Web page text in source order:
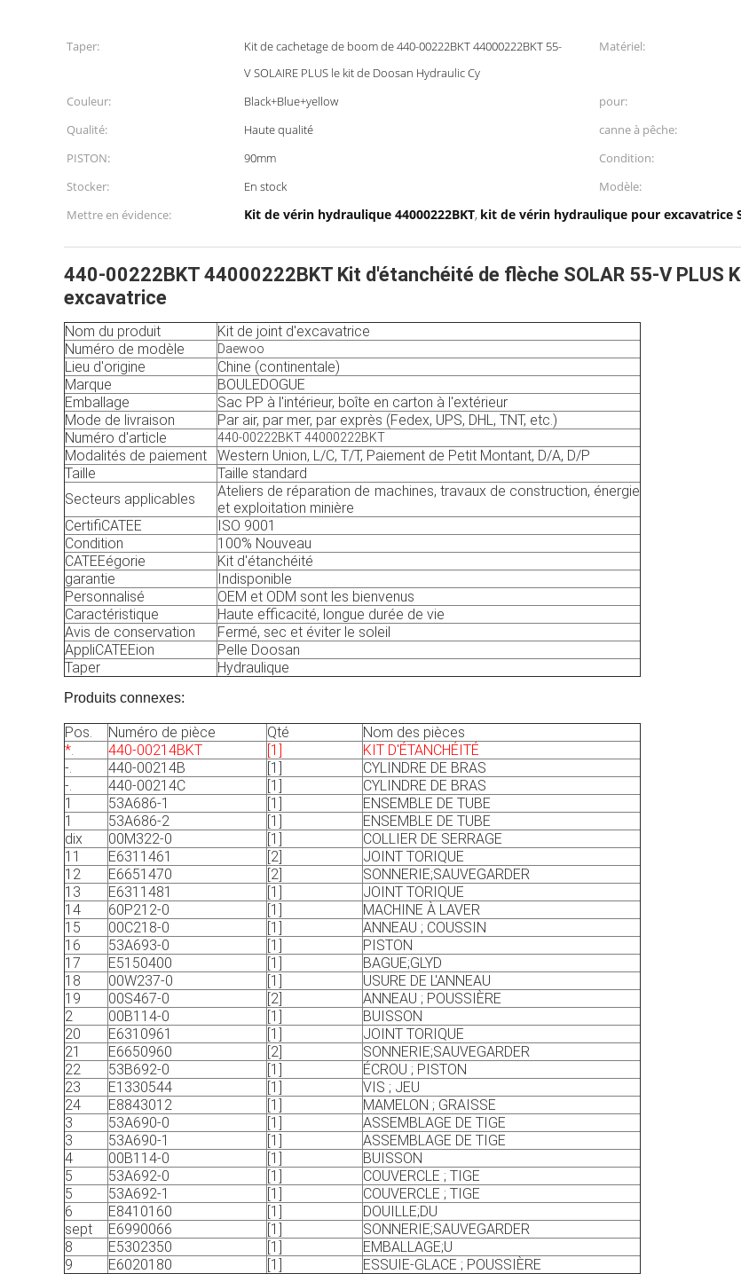
Taper:
Kit de cachetage de boom de 440-00222BKT 44000222BKT 55-
V SOLAIRE PLUS le kit de Doosan Hydraulic Cy
Matériel:
Couleur: Black+Blue+yellow pour:
Qualité:
Haute qualité canne à pêche:
PISTON:
90mm Condition:
Stocker:
En stock Modèle:
Mettre en évidence:
Kit de vérin hydraulique 44000222BKT, kit de vérin hydraulique pour excavatrice
440-00222BKT 44000222BKT Kit d'étanchéité de flèche SOLAR 55-V PLUS
excavatrice
Nom du produit
Kit de joint d'excavatrice
Numéro de modèle
Daewoo
Lieu d'origine
Chine (continentale)
Marque
BOULEDOGUE
Emballage
Sac PP à l'intérieur, boîte en carton à l'extérieur
Mode de livraison
Par air, par mer, par exprès (Fedex, UPS, DHL, TNT, etc.)
Numéro d'article
440-00222BKT 44000222BKT
Modalités de paiement
Western Union, L/C, T/T, Paiement de Petit Montant, D/A, D/P
Taille
Taille standard
Secteurs applicables
Ateliers de réparation de machines, travaux de construction, énergie
et exploitation minière
CertifiCATEE
ISO 9001
Condition
100% Nouveau
CATEEégorie
Kit d'étanchéité
garantie
Indisponible
Personnalisé
OEM et ODM sont les bienvenus
Caractéristique
Haute efficacité, longue durée de vie
Avis de conservation
Fermé, sec et éviter le soleil
AppliCATEEion
Pelle Doosan
Taper
Hydraulique
Produits connexes:
Pos. Numéro de pièce Qté
Nom des pièces
*.
440-00214BKT [1]
KIT D'ÉTANCHÉITÉ
-.
440-00214B [1]
CYLINDRE DE BRAS
-.
440-00214C [1]
CYLINDRE DE BRAS
1
53A686-1 [1]
ENSEMBLE DE TUBE
1
53A686-2 [1]
ENSEMBLE DE TUBE
dix
00M322-0 [1]
COLLIER DE SERRAGE
11
E6311461 [2]
JOINT TORIQUE
12
E6651470 [2]
SONNERIE;SAUVEGARDER
13
E6311481 [1]
JOINT TORIQUE
14
60P212-0 [1]
MACHINE À LAVER
15
00C218-0 [1]
ANNEAU ; COUSSIN
16
53A693-0 [1]
PISTON
17
E5150400 [1]
BAGUE;GLYD
18
00W237-0 [1]
USURE DE L'ANNEAU
19
00S467-0 [2]
ANNEAU ; POUSSIÈRE
2
00B114-0 [1]
BUISSON
20
E6310961 [1]
JOINT TORIQUE
21
E6650960 [2]
SONNERIE;SAUVEGARDER
22
53B692-0 [1]
ÉCROU ; PISTON
23
E1330544 [1]
VIS ; JEU
24
E8843012 [1]
MAMELON ; GRAISSE
3
53A690-0 [1]
ASSEMBLAGE DE TIGE
3
53A690-1 [1]
ASSEMBLAGE DE TIGE
4
00B114-0 [1]
BUISSON
5
53A692-0 [1]
COUVERCLE ; TIGE
5
53A692-1 [1]
COUVERCLE ; TIGE
6
E8410160 [1]
DOUILLE;DU
sept
E6990066 [1]
SONNERIE;SAUVEGARDER
8
E5302350 [1]
EMBALLAGE;U
9
E6020180 [1] ESSUIE-GLACE ; POUSSIÈRE